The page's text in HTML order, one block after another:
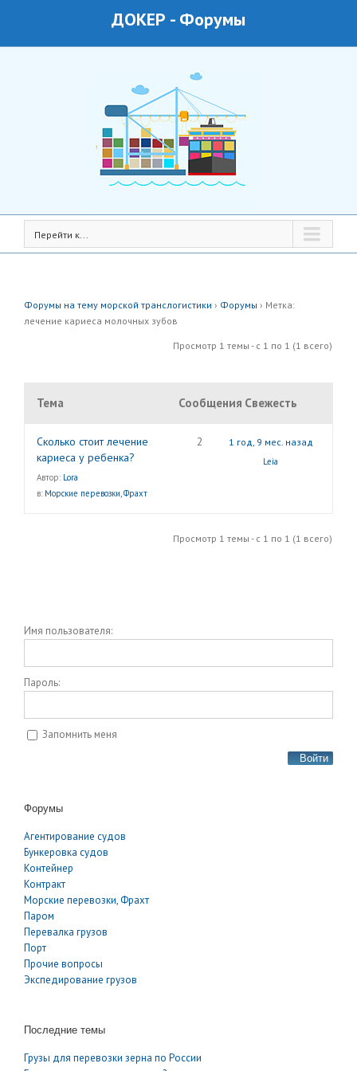
ДОКЕР - Форумы
Перейти к...
Форумы на тему морской транслогистики › Форумы › Метка:
лечение кариеса молочных зубов
Просмотр 1 темы - с 1 по 1 (1 всего)
Тема Сообщения Свежесть
Сколько стоит лечение
кариеса у ребенка?
Автор: Lora
в: Морские перевозки, Фрахт
2 1 год, 9 мес. назад
Leia
Просмотр 1 темы - с 1 по 1 (1 всего)
Имя пользователя:
Пароль:
Запомнить меня
Войти
Форумы
Агентирование судов
Бункеровка судов
Контейнер
Контракт
Морские перевозки, Фрахт
Паром
Перевалка грузов
Порт
Прочие вопросы
Экспедирование грузов
Последние темы
Грузы для перевозки зерна по России